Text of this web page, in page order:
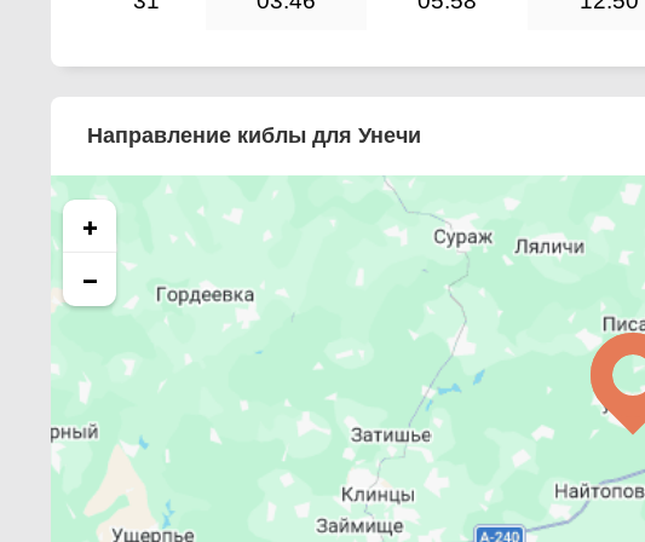
Направление киблы для Унечи
+
−